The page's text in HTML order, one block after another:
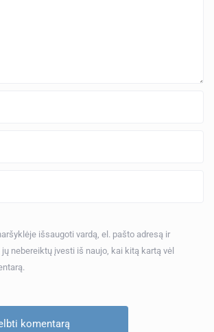
išsaugoti vardą, el. pašto adresą ir
nebereiktų įvesti iš naujo, kai kitą kartą vėl